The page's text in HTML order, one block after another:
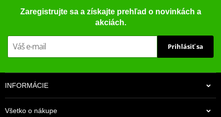
Zaregistrujte sa a získajte prehľad o novinkách a
akciách.
Prihlásiť sa
INFORMÁCIE
Všetko o nákupe